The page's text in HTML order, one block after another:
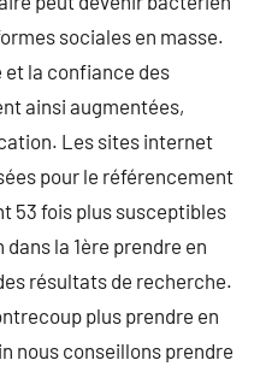
sociales en masse.
et la confiance des
ainsi augmentées,
Les sites internet
pour le référencement
53 fois plus susceptibles
la 1ère prendre en
résultats de recherche.
plus prendre en
nous conseillons prendre